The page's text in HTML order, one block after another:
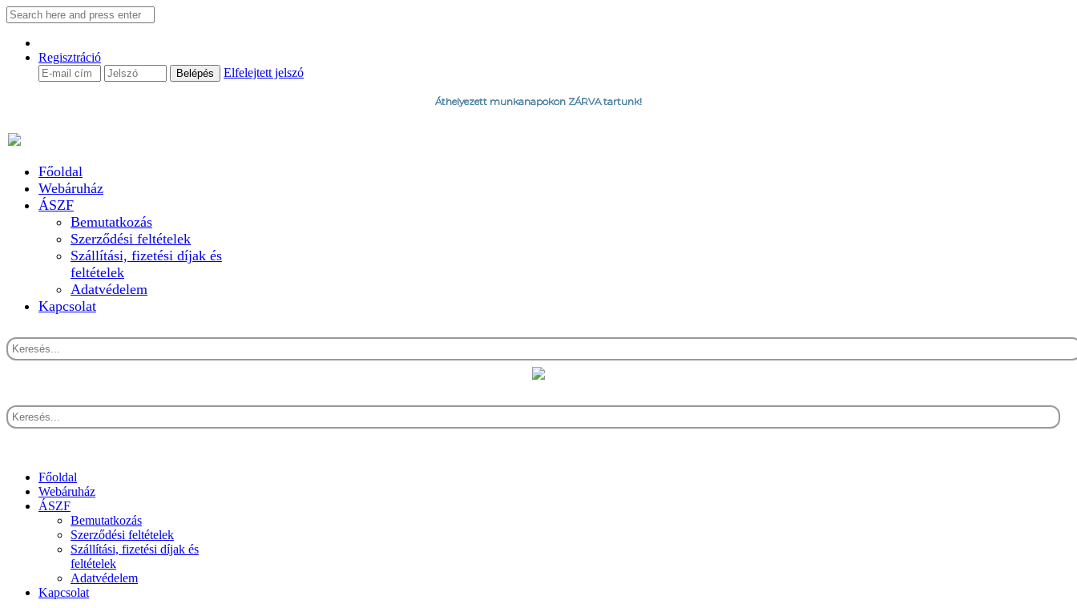
Regisztráció
Elfelejtett jelszó
Áthelyezett munkanapokon ZÁRVA tartunk!
Főoldal
Webáruház
ÁSZF
Bemutatkozás
Szerződési feltételek
Szállítási, fizetési díjak és
feltételek
Adatvédelem
Kapcsolat
Főoldal
Webáruház
ÁSZF
Bemutatkozás
Szerződési feltételek
Szállítási, fizetési díjak és
feltételek
Adatvédelem
Kapcsolat